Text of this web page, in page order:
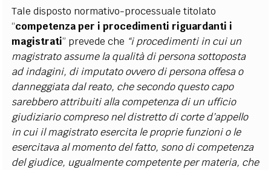
Tale disposto normativo-processuale titolato
“competenza per i procedimenti riguardanti i
magistrati” prevede che “i procedimenti in cui un
magistrato assume la qualità di persona sottoposta
ad indagini, di imputato ovvero di persona offesa o
danneggiata dal reato, che secondo questo capo
sarebbero attribuiti alla competenza di un ufficio
giudiziario compreso nel distretto di corte d’appello
in cui il magistrato esercita le proprie funzioni o le
esercitava al momento del fatto, sono di competenza
del giudice, ugualmente competente per materia, che